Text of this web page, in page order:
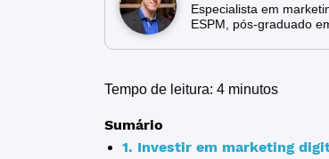
Especialista em
ESPM, pós-graduado
Tempo de leitura: 4 minutos
Sumário
1. Investir em marketing